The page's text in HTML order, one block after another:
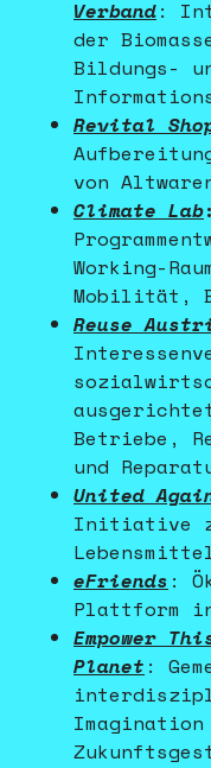
Verband:
der
Bildungs-
Revital
von
Climate Lab
Working-
Mobilität,
Reuse
Betriebe,
und
United
Initiative
eFriends :
Plattform
Empower
Planet :
Imagination